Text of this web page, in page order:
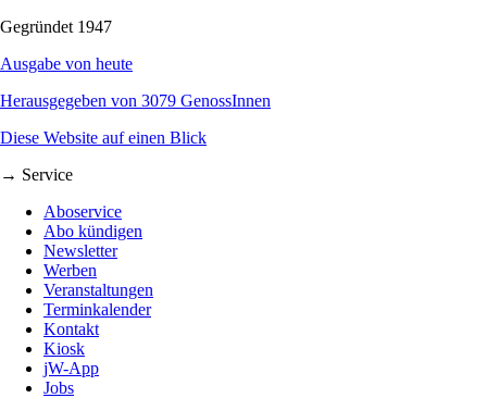
Gegründet 1947
Ausgabe von heute
Herausgegeben von 3079 GenossInnen
Diese Website auf einen Blick
→ Service
Aboservice
Abo kündigen
Newsletter
Werben
Veranstaltungen
Terminkalender
Kontakt
Kiosk
jW-App
Jobs